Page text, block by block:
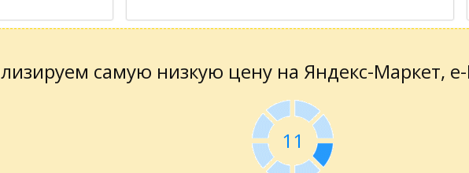
самую низкую цену на Яндекс-Маркет,
11